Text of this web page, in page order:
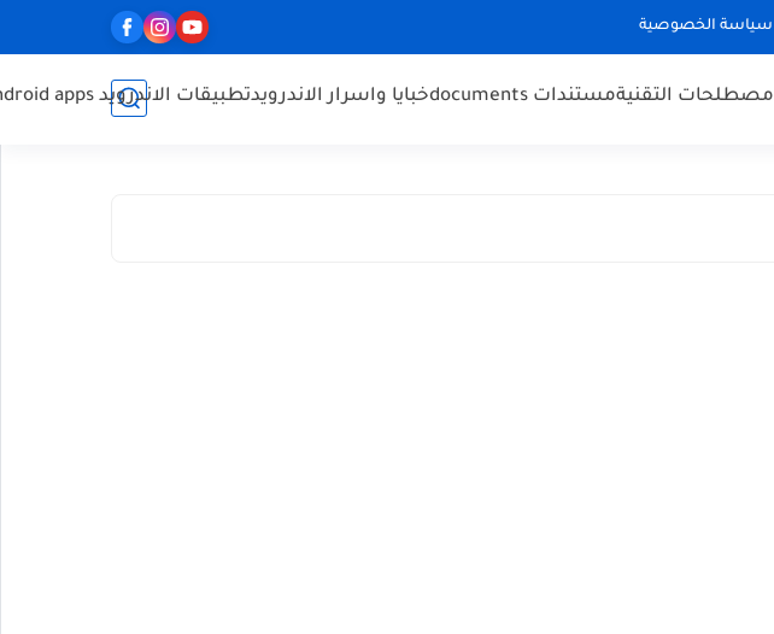
سياسة الخصوصية
مصطلحات التقنيةمستندات documents خبايا واسرار الاندرويدتطبيقات الاندرويد Android apps